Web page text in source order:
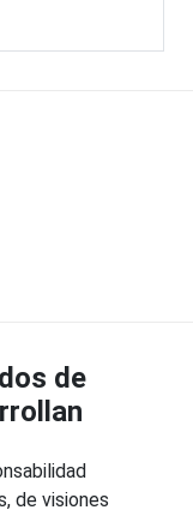
de
de visiones